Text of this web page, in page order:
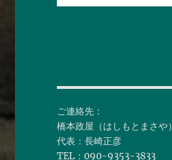
ご連絡先：
橋本政屋（はしもとまさや）
代表：長崎正彦
TEL：090-9353-3833